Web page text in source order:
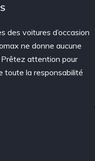
des voitures d’occasion
ne donne aucune
attention pour
toute la responsabilité